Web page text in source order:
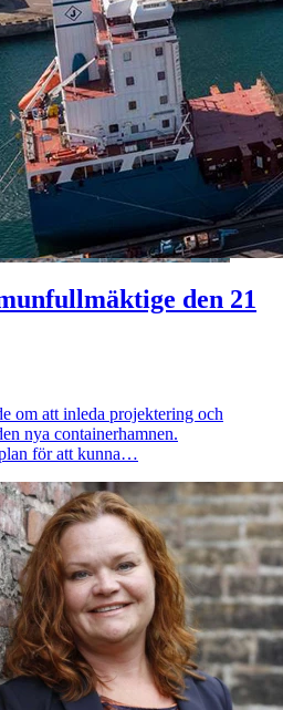
den 21
om att inleda projektering och
nya containerhamnen.
för att kunna…